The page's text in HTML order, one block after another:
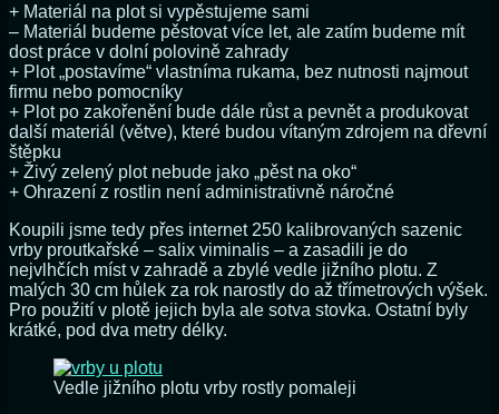
+ Materiál na plot si vypěstujeme sami
– Materiál budeme pěstovat více let, ale zatím budeme mít
dost práce v dolní polovině zahrady
+ Plot „postavíme“ vlastníma rukama, bez nutnosti najmout
firmu nebo pomocníky
+ Plot po zakořenění bude dále růst a pevnět a produkovat
další materiál (větve), které budou vítaným zdrojem na dřevní
štěpku
+ Živý zelený plot nebude jako „pěst na oko“
+ Ohrazení z rostlin není administrativně náročné
Koupili jsme tedy přes internet 250 kalibrovaných sazenic
vrby proutkařské – salix viminalis – a zasadili je do
nejvlhčích míst v zahradě a zbylé vedle jižního plotu. Z
malých 30 cm hůlek za rok narostly do až třímetrových výšek.
Pro použití v plotě jejich byla ale sotva stovka. Ostatní byly
krátké, pod dva metry délky.
Vedle jižního plotu vrby rostly pomaleji